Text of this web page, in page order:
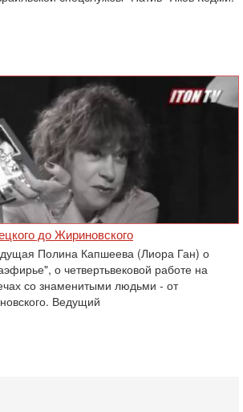
до Жириновского
Полина Капшеева (Лиора Ган) о
о четвертьвековой работе на
со знаменитыми людьми - от
Ведущий